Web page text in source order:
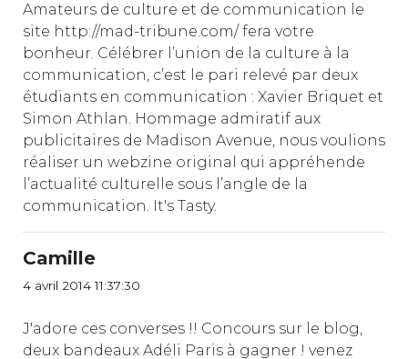
Amateurs de culture et de communication le
site http://mad-tribune.com/ fera votre
bonheur. Célébrer l’union de la culture à la
communication, c’est le pari relevé par deux
étudiants en communication : Xavier Briquet et
Simon Athlan. Hommage admiratif aux
publicitaires de Madison Avenue, nous voulions
réaliser un webzine original qui appréhende
l’actualité culturelle sous l’angle de la
communication. It's Tasty.
Camille
4 avril 2014 11:37:30
J'adore ces converses !! Concours sur le blog,
deux bandeaux Adéli Paris à gagner ! venez